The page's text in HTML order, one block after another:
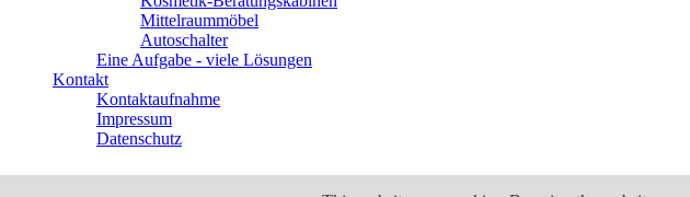
Mittelraummöbel
Autoschalter
Eine Aufgabe - viele Lösungen
Kontakt
Kontaktaufnahme
Impressum
Datenschutz